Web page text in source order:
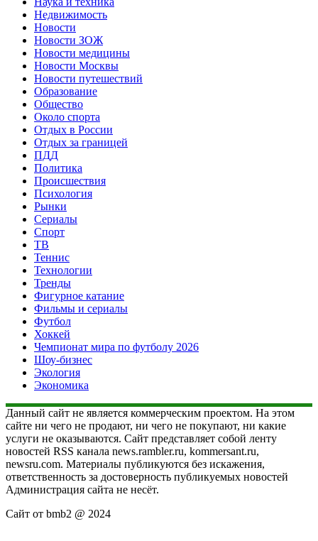
Недвижимость
Новости
Новости ЗОЖ
Новости медицины
Новости Москвы
Новости путешествий
Образование
Общество
Около спорта
Отдых в России
Отдых за границей
ПДД
Политика
Происшествия
Психология
Рынки
Сериалы
Спорт
ТВ
Теннис
Технологии
Тренды
Фигурное катание
Фильмы и сериалы
Футбол
Хоккей
Чемпионат мира по футболу 2026
Шоу-бизнес
Экология
Экономика
Данный сайт не является коммерческим проектом. На этом
сайте ни чего не продают, ни чего не покупают, ни какие
услуги не оказываются. Сайт представляет собой ленту
новостей RSS канала news.rambler.ru, kommersant.ru,
newsru.com. Материалы публикуются без искажения,
ответственность за достоверность публикуемых новостей
Администрация сайта не несёт.
Сайт от bmb2 @ 2024